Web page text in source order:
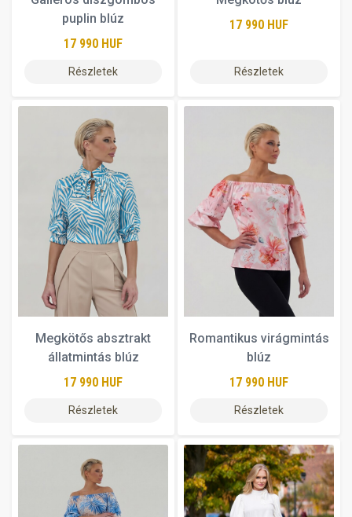
puplin blúz
17 990 HUF
Részletek
17 990 HUF
Részletek
Megkötős absztrakt
állatmintás blúz
17 990 HUF
Részletek
Romantikus virágmintás
blúz
17 990 HUF
Részletek